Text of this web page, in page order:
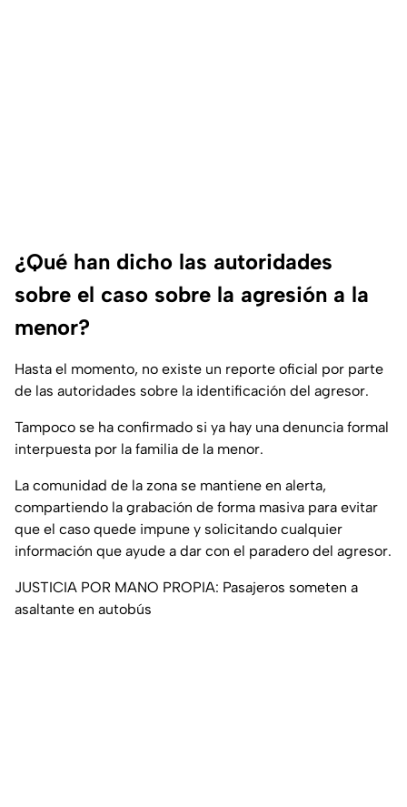
¿Qué han dicho las autoridades
sobre el caso sobre la agresión a la
menor?
Hasta el momento, no existe un reporte oficial por parte
de las autoridades sobre la identificación del agresor.
Tampoco se ha confirmado si ya hay una denuncia formal
interpuesta por la familia de la menor.
La comunidad de la zona se mantiene en alerta,
compartiendo la grabación de forma masiva para evitar
que el caso quede impune y solicitando cualquier
información que ayude a dar con el paradero del agresor.
JUSTICIA POR MANO PROPIA: Pasajeros someten a
asaltante en autobús